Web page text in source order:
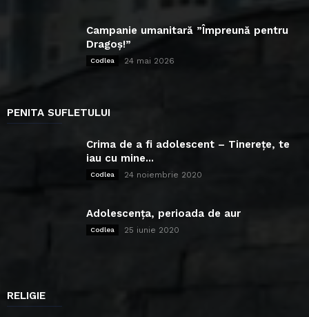
Campanie umanitară ”Împreună pentru
Dragoș!”
Codlea 24 mai 2026
PENITA SUFLETULUI
Crima de a fi adolescent – Tinerețe, te
iau cu mine...
Codlea 24 noiembrie 2020
Adolescența, perioada de aur
Codlea 25 iunie 2020
RELIGIE